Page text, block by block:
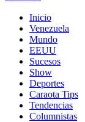
Inicio
Venezuela
Mundo
EEUU
Sucesos
Show
Deportes
Caraota Tips
Tendencias
Columnistas